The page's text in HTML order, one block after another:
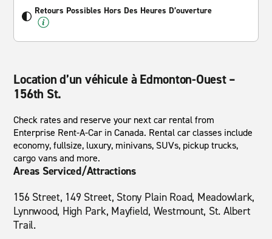
Retours Possibles Hors Des Heures D’ouverture
Location d’un véhicule à Edmonton-Ouest –
156th St.
Check rates and reserve your next car rental from
Enterprise Rent-A-Car in Canada. Rental car classes include
economy, fullsize, luxury, minivans, SUVs, pickup trucks,
cargo vans and more.
Areas Serviced/Attractions
156 Street, 149 Street, Stony Plain Road, Meadowlark,
Lynnwood, High Park, Mayfield, Westmount, St. Albert
Trail.